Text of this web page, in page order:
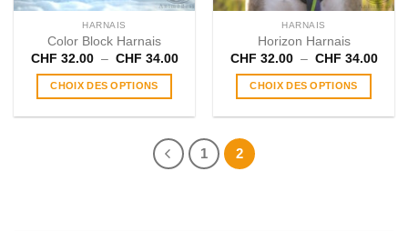
page
du
produit
page
du
produit
HARNAIS
Color Block Harnais
CHF 32.00 – CHF 34.00Plage
CHF 34.00
CHOIX DES OPTIONS
plusieurs
HARNAIS
Horizon Harnais
CHF 32.00 – CHF 34.00
CHF
CHOIX DES OPTIONS
1 2